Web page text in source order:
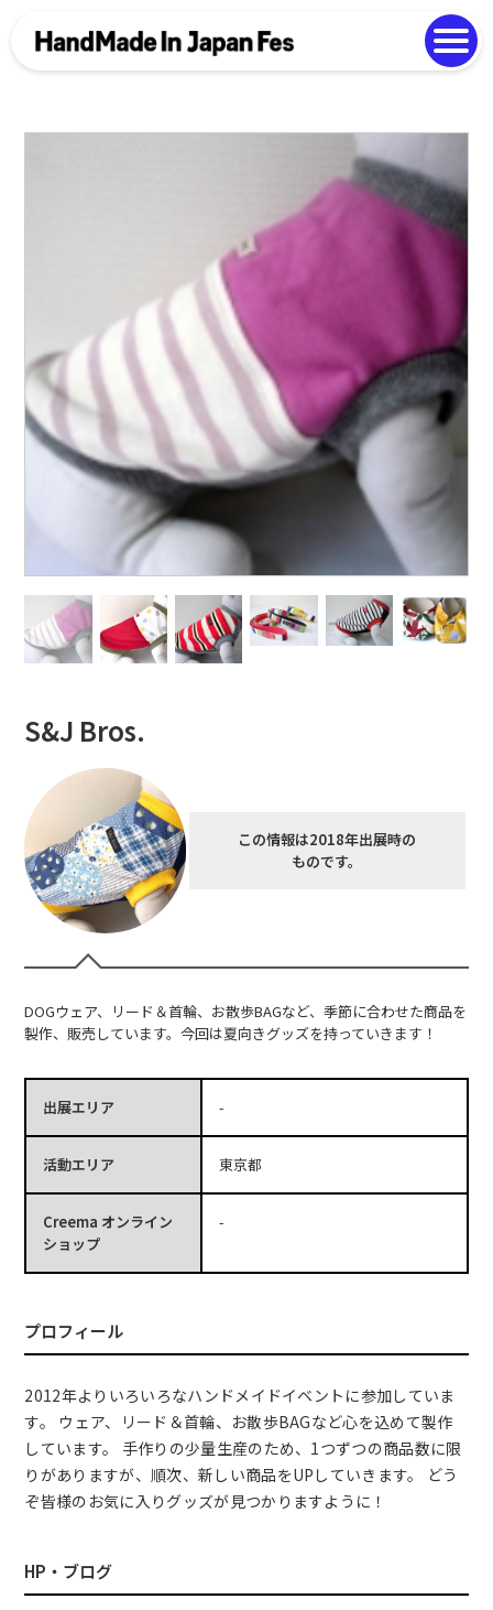
Photo Gallery
S&J Bros.
この情報は2018年出展時の
ものです。
DOGウェア、リード＆首輪、お散歩BAGなど、季節に合わせた商品を
製作、販売しています。今回は夏向きグッズを持っていきます！
出展エリア -
活動エリア 東京都
Creema オンライン
ショップ
-
プロフィール
2012年よりいろいろなハンドメイドイベントに参加していま
す。 ウェア、リード＆首輪、お散歩BAGなど心を込めて製作
しています。 手作りの少量生産のため、1つずつの商品数に限
りがありますが、順次、新しい商品をUPしていきます。 どう
ぞ皆様のお気に入りグッズが見つかりますように！
HP・ブログ